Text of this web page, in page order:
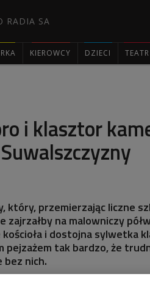
RADIA SA
KIEROWCY DZIECI TEATR
i klasztor
który, przemierzając liczne
zajrzałby na malowniczy
i dostojna sylwetka
pejzażem tak bardzo, że
nich.